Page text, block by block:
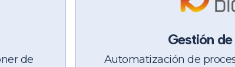
de
Gestión
Automatización de